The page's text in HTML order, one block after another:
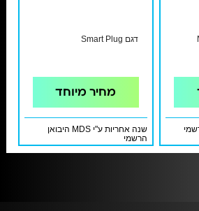
דגם Smart Plug
מחיר מיוחד
שנה אחריות ע"י MDS היבואן
הרשמי